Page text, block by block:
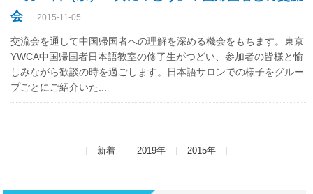
会
2015-11-05
交流会を通して中国帰国者への理解を深める機会をもちます。東京
YWCA中国帰国者日本語教室の修了生がつどい、参加者の皆様と愉
しみながら歓談の時を過ごします。日本語サロンでの様子をグルー
プごとにご紹介いた...
新着 2019年 2015年